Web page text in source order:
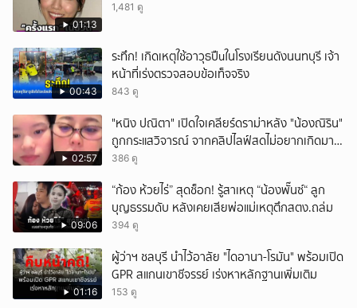
01:13
1,481 ดู
00:43
ระทึก! เกิดเหตุใช้อาวุธปืuในโรงเรียนดังนนทบุรี เจ้า
หน้าที่เร่งตรวจสอบข้อเท็จจริง
843 ดู
02:57
"หนิง ปณิตา" เปิดใจเคลียร์ดราม่าหลัง "น้องณิริน"
ถูกกระแสวิจารณ์ จากคลิปไลฟ์สดไม่อยากเกิดมา
หน้าเหมือนพ่อ
386 ดู
09:06
“ก้อง ห้วยไร่” สุดช็อก! รู้สาเหตุ “น้องพั๊นซ์“ ลูก
บุญธรรมดับ หลังเคยเสียพ่อแม่เหตุตึกสตง.ถล่ม
394 ดู
01:16
ผู้ว่าฯ ชลบุรี นำไว้อาลัย "ไดอานา-โรมัน" พร้อมเปิด
GPR สแกนเขาชีจรรย์ เร่งหาหลักฐานเพิ่มเติม
153 ดู